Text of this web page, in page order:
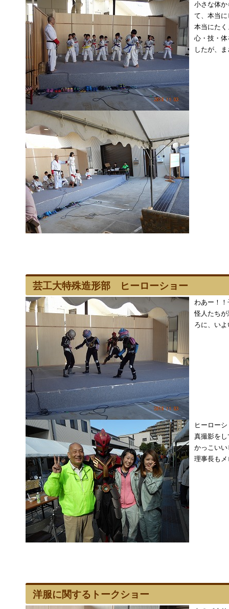
小さな体
て、本当
本当にた
心・技・
したが、
芸工大特殊造形部 ヒーローショー
わあー！
怪人たち
ろに、い
ヒーロー
真撮影を
かっこい
理事長も
洋服に関するトークショー